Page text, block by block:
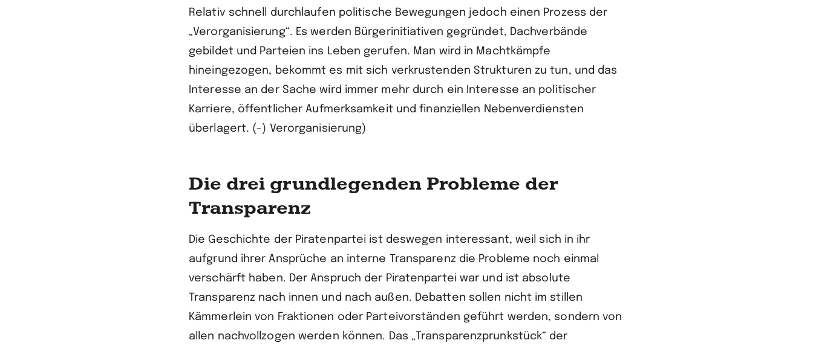
Relativ schnell durchlaufen politische Bewegungen jedoch einen Prozess der
„Verorganisierung“. Es werden Bürgerinitiativen gegründet, Dachverbände
gebildet und Parteien ins Leben gerufen. Man wird in Machtkämpfe
hineingezogen, bekommt es mit sich verkrustenden Strukturen zu tun, und das
Interesse an der Sache wird immer mehr durch ein Interesse an politischer
Karriere, öffentlicher Aufmerksamkeit und finanziellen Nebenverdiensten
überlagert. (-) Verorganisierung)
Die drei grundlegenden Probleme der
Transparenz
Die Geschichte der Piratenpartei ist deswegen interessant, weil sich in ihr
aufgrund ihrer Ansprüche an interne Transparenz die Probleme noch einmal
verschärft haben. Der Anspruch der Piratenpartei war und ist absolute
Transparenz nach innen und nach außen. Debatten sollen nicht im stillen
Kämmerlein von Fraktionen oder Parteivorständen geführt werden, sondern von
allen nachvollzogen werden können. Das „Transparenzprunkstück“ der